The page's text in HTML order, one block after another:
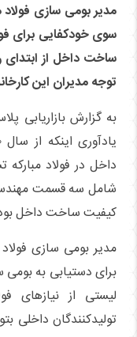
مدیر بومی سازی
سوی خودکفایی برای
ساخت داخل از ابتدای
توجه مدیران این
به گزارش بازاریابی
داخل در فولاد
شامل سه قسمت
کیفیت ساخت داخل
مدیر بومی سازی
برای دستیابی به
لیستی از نیاز‌های
تولیدکنندگان داخلی